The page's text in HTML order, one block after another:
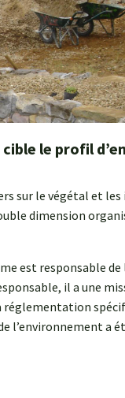
le profil
sur le végétal et
dimension
est responsable
il a une
réglementation
l’environnement a